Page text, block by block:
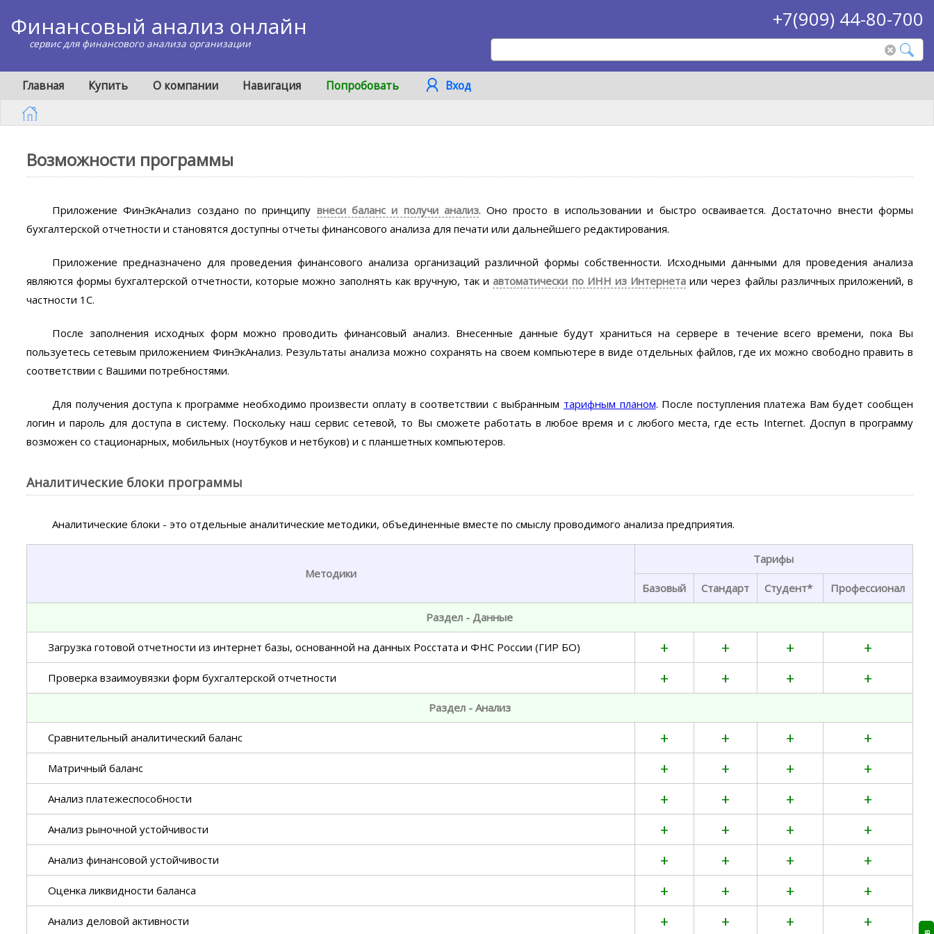
Финансовый анализ онлайн
сервис для финансового анализа организации
+7(909) 44-80-700
Главная Купить О компании Навигация Попробовать Вход
Возможности программы
Приложение ФинЭкАнализ создано по принципу внеси баланс и получи анализ. Оно просто в использовании и быстро осваивается. Достаточно внести формы
бухгалтерской отчетности и становятся доступны отчеты финансового анализа для печати или дальнейшего редактирования.
Приложение предназначено для проведения финансового анализа организаций различной формы собственности. Исходными данными для проведения анализа
являются формы бухгалтерской отчетности, которые можно заполнять как вручную, так иавтоматически по ИНН из Интернета или через файлы различных приложений, в
частности 1С.
После заполнения исходных форм можно проводить финансовый анализ. Внесенные данные будут храниться на сервере в течение всего времени, пока Вы
пользуетесь сетевым приложением ФинЭкАнализ. Результаты анализа можно сохранять на своем компьютере в виде отдельных файлов, где их можно свободно править в
соответствии с Вашими потребностями.
Для получения доступа к программе необходимо произвести оплату в соответствии с выбранным тарифным планом. После поступления платежа Вам будет сообщен
логин и пароль для доступа в систему. Поскольку наш сервис сетевой, то Вы сможете работать в любое время и с любого места, где есть Internet. Доспуп в программу
возможен со стационарных, мобильных (ноутбуков и нетбуков) и с планшетных компьютеров.
Аналитические блоки программы
Аналитические блоки - это отдельные аналитические методики, объединенные вместе по смыслу проводимого анализа предприятия.
Методики
Тарифы
Базовый Стандарт Студент* Профессионал
Раздел - Данные
Загрузка готовой отчетности из интернет базы, основанной на данных Росстата и ФНС России (ГИР БО) + + + +
Проверка взаимоувязки форм бухгалтерской отчетности + + + +
Раздел - Анализ
Сравнительный аналитический баланс + + + +
Матричный баланс + + + +
Анализ платежеспособности + + + +
Анализ рыночной устойчивости + + + +
Анализ финансовой устойчивости + + + +
Оценка ликвидности баланса + + + +
Анализ деловой активности + + + +